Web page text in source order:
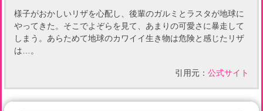
様子がおかしいリザを心配し、後輩のガルミとラスタが地球に
やってきた。そこでよぞらを見て、あまりの可愛さに暴走して
しまう。あらためて地球のカワイイ生き物は危険と感じたリザ
は…。
引用元： 公式サイト